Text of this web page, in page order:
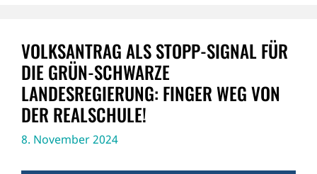
VOLKSANTRAG ALS STOPP-SIGNAL FÜR
DIE GRÜN-SCHWARZE
LANDESREGIERUNG: FINGER WEG VON
DER REALSCHULE!
8. November 2024